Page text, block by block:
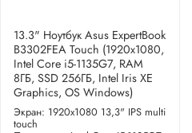
13.3" Ноутбук Asus ExpertBook
B3302FEA Touch (1920x1080,
Intel Core i5-1135G7, RAM
8ГБ, SSD 256ГБ, Intel Iris XE
Graphics, OS Windows)
Экран: 1920x1080 13,3" IPS multi
touch